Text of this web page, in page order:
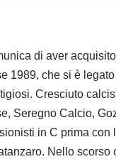
di aver
1989, che si è
Cresciuto
Seregno Calcio,
in C prima
Nello